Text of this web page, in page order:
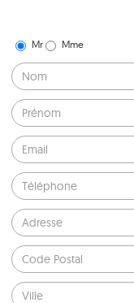
Mr Mme